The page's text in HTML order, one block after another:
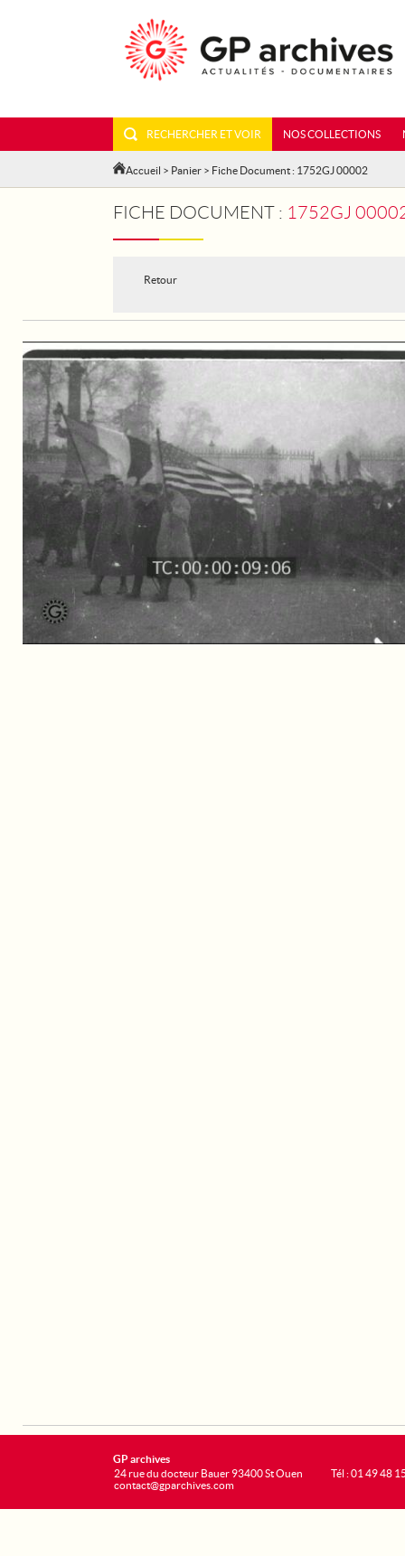
RECHERCHER ET VOIR NOS COLLECTIONS
Accueil > Panier > Fiche Document : 1752GJ 00002
FICHE DOCUMENT : 1752GJ 00002 - PARIS,
Retour
GP archives
24 rue du docteur Bauer 93400 St Ouen
contact@gparchives.com
Tél : 01 49 48